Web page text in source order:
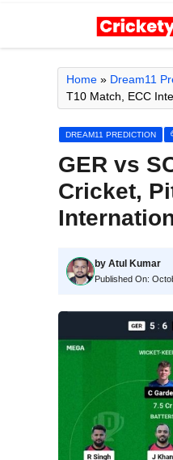
Home » Dream11
T10 Match, ECC
DREAM11 PREDICTION
GER vs
Cricket,
by Atul Kumar
Published On: